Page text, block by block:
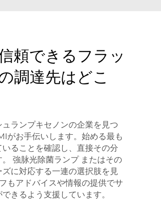
頼できるフラッ
調達先はどこ
ランプキセノンの企業を見つ
がお手伝いします。始める最も
ることを確認し、直接その分
強脉光除菌ランプ またはその
に対応する一連の選択肢を見
もアドバイスや情報の提供でサ
きるよう支援しています。